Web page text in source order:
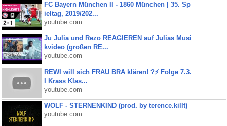
FC Bayern München II - 1860 München | 35. Sp
ieltag, 2019/202...
youtube.com
Ju Julia und Rezo REAGIEREN auf Julias Musi
kvideo (großen RE...
youtube.com
REWI will sich FRAU BRA klären! ?⚡️ Folge 7.3.
I Krass Klas...
youtube.com
WOLF - STERNENKIND (prod. by terence.killt)
youtube.com